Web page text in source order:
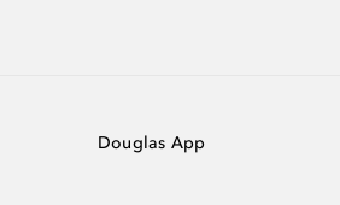
Douglas App